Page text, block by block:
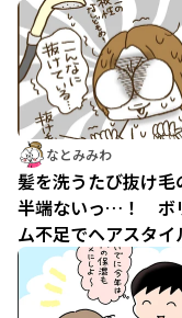
なとみみわ
髪を洗うたび抜け毛
半端ないっ…！ ボ
ム不足でヘアスタイ
まらない私を救っ